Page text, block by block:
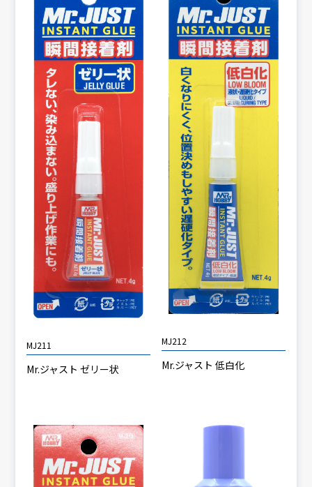
MJ211
Mr.ジャスト ゼリー状
MJ212
Mr.ジャスト 低白化